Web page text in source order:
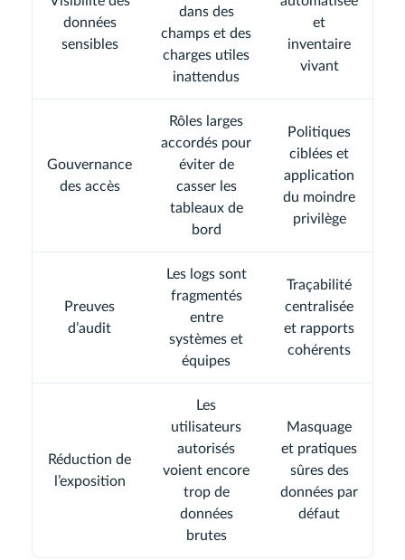
données
sensibles
dans des
champs et des
charges utiles
inattendus
et
inventaire
vivant
Gouvernance
des accès
Rôles larges
accordés pour
éviter de
casser les
tableaux de
bord
Politiques
ciblées et
application
du moindre
privilège
Preuves
d’audit
Les logs sont
fragmentés
entre
systèmes et
équipes
Traçabilité
centralisée
et rapports
cohérents
Réduction de
l’exposition
Les
utilisateurs
autorisés
voient encore
trop de
données
brutes
Masquage
et pratiques
sûres des
données par
défaut